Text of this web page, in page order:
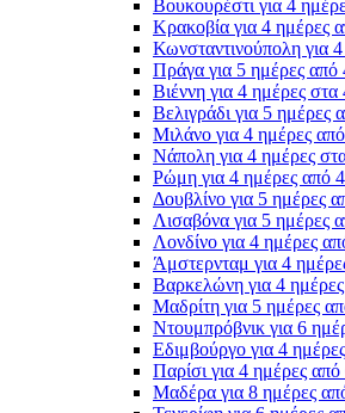
Βουκουρέστι για 4
Κρακοβία για 4 ημέρες
Κωνσταντινούπολη για
Πράγα για 5 ημέρες από
Βιέννη για 4 ημέρες στα
Βελιγράδι για 5 ημέρες
Μιλάνο για 4 ημέρες
Νάπολη για 4 ημέρες
Ρώμη για 4 ημέρες από
Δουβλίνο για 5 ημέρες
Λισαβόνα για 5 ημέρες
Λονδίνο για 4 ημέρες
Άμστερνταμ για 4
Βαρκελώνη για 4
Μαδρίτη για 5 ημέρες
Ντουμπρόβνικ για 6
Εδιμβούργο για 4
Παρίσι για 4 ημέρες
Μαδέρα για 8 ημέρες